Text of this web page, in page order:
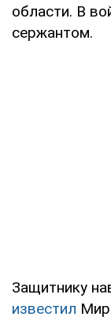
области. В
сержантом.
Защитнику
известил